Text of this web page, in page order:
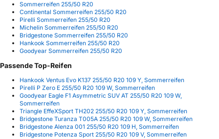
Sommerreifen 255/50 R20
Continental Sommerreifen 255/50 R20
Pirelli Sommerreifen 255/50 R20
Michelin Sommerreifen 255/50 R20
Bridgestone Sommerreifen 255/50 R20
Hankook Sommerreifen 255/50 R20
Goodyear Sommerreifen 255/50 R20
Passende Top-Reifen
Hankook Ventus Evo K137 255/50 R20 109 Y, Sommerreifen
Pirelli P Zero E 255/50 R20 109 W, Sommerreifen
Goodyear Eagle F1 Asymmetric SUV AT 255/50 R20 109 W,
Sommerreifen
Triangle EffeXSport TH202 255/50 R20 109 Y, Sommerreifen
Bridgestone Turanza T005A 255/50 R20 109 W, Sommerreifen
Bridgestone Alenza 001 255/50 R20 109 H, Sommerreifen
Bridgestone Potenza Sport 255/50 R20 109 V, Sommerreifen